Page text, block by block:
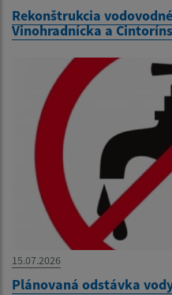
Rekonštrukcia
Vinohradnícka a
15.07.2026
Plánovaná odstávka